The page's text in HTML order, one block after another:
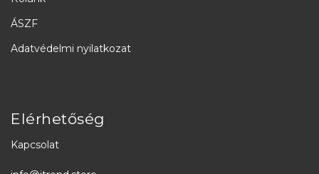
ÁSZF
Adatvédelmi nyilatkozat
Elérhetőség
Kapcsolat